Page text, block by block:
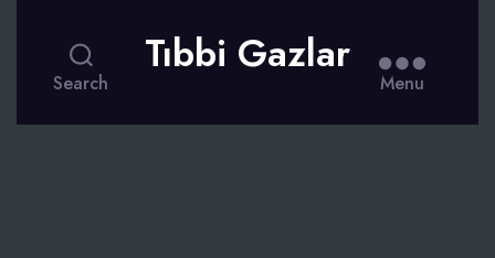
Search
Tıbbi Gazlar
Menu